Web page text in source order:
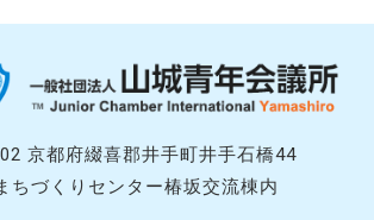
京都府綴喜郡井手町井手石橋44
ちづくりセンター椿坂交流棟内